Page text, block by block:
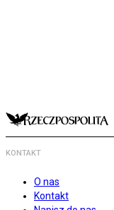
KONTAKT
O nas
Kontakt